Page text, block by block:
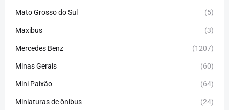
Mato Grosso do Sul (5)
Maxibus (3)
Mercedes Benz (1207)
Minas Gerais (60)
Mini Paixão (64)
Miniaturas de ônibus (24)